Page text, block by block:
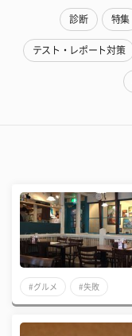
診断 特集
テスト・レポート対策
#グルメ #失敗